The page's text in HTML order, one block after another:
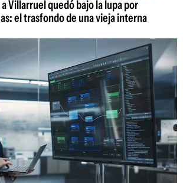
Villarruel quedó bajo la lupa por
el trasfondo de una vieja interna